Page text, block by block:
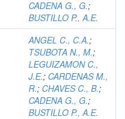
CADENA G., G.;
BUSTILLO P., A.E.
ANGEL C., C.A.;
TSUBOTA N., M.;
LEGUIZAMON C.,
J.E.; CARDENAS M.,
R.; CHAVES C., B.;
CADENA G., G.;
BUSTILLO P., A.E.